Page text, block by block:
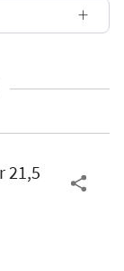
+
21,5